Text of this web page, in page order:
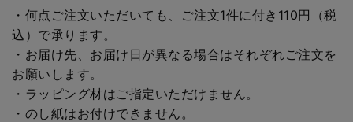
・何点ご注文いただいても、ご注文1件に付き110円（税
込）で承ります。
・お届け先、お届け日が異なる場合はそれぞれご注文を
お願いします。
・ラッピング材はご指定いただけません。
・のし紙はお付けできません。